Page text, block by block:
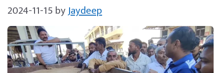
2024-11-15 byJaydeep